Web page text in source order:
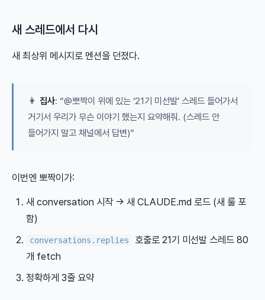
새 스레드에서 다시
새 최상위 메시지로 멘션을 던졌다.
👩 집사: “@뽀짝이 위에 있는 ‘21기 미선발’ 스레드 들어가서
거기서 우리가 무슨 이야기 했는지 요약해줘. (스레드 안
들어가지 말고 채널에서 답변)”
이번엔 뽀짝이가:
새 conversation 시작 → 새 CLAUDE.md 로드 (새 룰 포
함)
conversations.replies
호출로 21기 미선발 스레드 80
개 fetch
정확하게 3줄 요약